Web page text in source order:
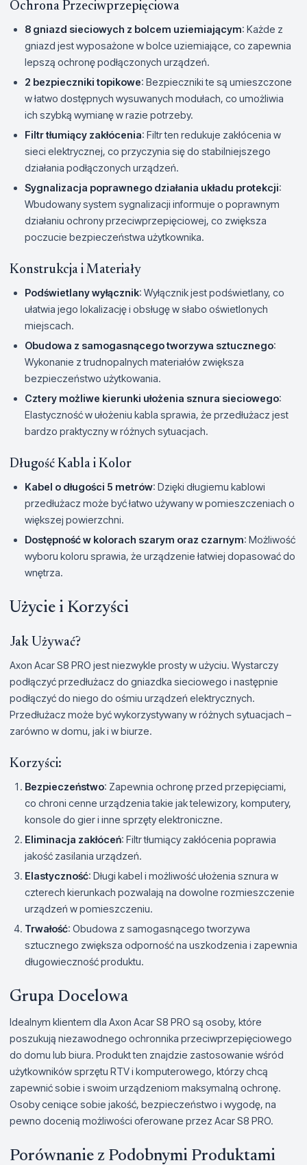
Ochrona Przeciwprzepięciowa
8 gniazd sieciowych z bolcem uziemiającym: Każde z
gniazd jest wyposażone w bolce uziemiające, co zapewnia
lepszą ochronę podłączonych urządzeń.
2 bezpieczniki topikowe: Bezpieczniki te są umieszczone
w łatwo dostępnych wysuwanych modułach, co umożliwia
ich szybką wymianę w razie potrzeby.
Filtr tłumiący zakłócenia: Filtr ten redukuje zakłócenia w
sieci elektrycznej, co przyczynia się do stabilniejszego
działania podłączonych urządzeń.
Sygnalizacja poprawnego działania układu protekcji:
Wbudowany system sygnalizacji informuje o poprawnym
działaniu ochrony przeciwprzepięciowej, co zwiększa
poczucie bezpieczeństwa użytkownika.
Konstrukcja i Materiały
Podświetlany wyłącznik: Wyłącznik jest podświetlany, co
ułatwia jego lokalizację i obsługę w słabo oświetlonych
miejscach.
Obudowa z samogasnącego tworzywa sztucznego:
Wykonanie z trudnopalnych materiałów zwiększa
bezpieczeństwo użytkowania.
Cztery możliwe kierunki ułożenia sznura sieciowego:
Elastyczność w ułożeniu kabla sprawia, że przedłużacz jest
bardzo praktyczny w różnych sytuacjach.
Długość Kabla i Kolor
Kabel o długości 5 metrów: Dzięki długiemu kablowi
przedłużacz może być łatwo używany w pomieszczeniach o
większej powierzchni.
Dostępność w kolorach szarym oraz czarnym: Możliwość
wyboru koloru sprawia, że urządzenie łatwiej dopasować do
wnętrza.
Użycie i Korzyści
Jak Używać?
Axon Acar S8 PRO jest niezwykle prosty w użyciu. Wystarczy
podłączyć przedłużacz do gniazdka sieciowego i następnie
podłączyć do niego do ośmiu urządzeń elektrycznych.
Przedłużacz może być wykorzystywany w różnych sytuacjach –
zarówno w domu, jak i w biurze.
Korzyści:
Bezpieczeństwo: Zapewnia ochronę przed przepięciami,
co chroni cenne urządzenia takie jak telewizory, komputery,
konsole do gier i inne sprzęty elektroniczne.
Eliminacja zakłóceń: Filtr tłumiący zakłócenia poprawia
jakość zasilania urządzeń.
Elastyczność: Długi kabel i możliwość ułożenia sznura w
czterech kierunkach pozwalają na dowolne rozmieszczenie
urządzeń w pomieszczeniu.
Trwałość: Obudowa z samogasnącego tworzywa
sztucznego zwiększa odporność na uszkodzenia i zapewnia
długowieczność produktu.
Grupa Docelowa
Idealnym klientem dla Axon Acar S8 PRO są osoby, które
poszukują niezawodnego ochronnika przeciwprzepięciowego
do domu lub biura. Produkt ten znajdzie zastosowanie wśród
użytkowników sprzętu RTV i komputerowego, którzy chcą
zapewnić sobie i swoim urządzeniom maksymalną ochronę.
Osoby ceniące sobie jakość, bezpieczeństwo i wygodę, na
pewno docenią możliwości oferowane przez Acar S8 PRO.
Porównanie z Podobnymi Produktami